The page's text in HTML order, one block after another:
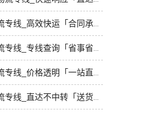
广州到北京物流专线_高效快运「合同承运」
泉州到北京物流专线_专线查询「省事省心」
深圳到北京物流专线_价格透明「一站直达」
厦门到北京物流专线_直达不中转「送货到门」